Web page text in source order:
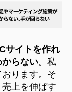
サイトを作れ
からない。私
ります。そ
上を伸ばす